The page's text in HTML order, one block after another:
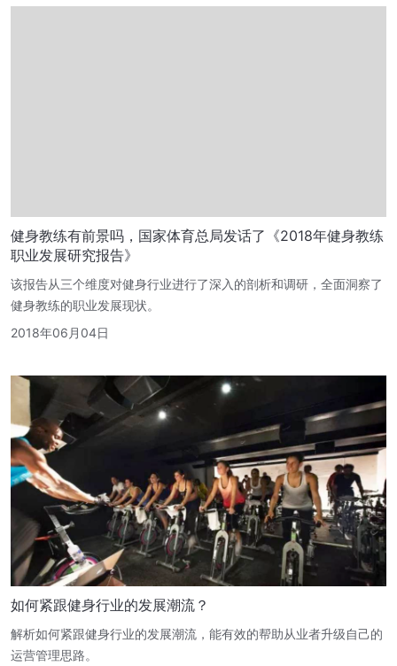
健身教练有前景吗，国家体育总局发话了《2018年健身教练
职业发展研究报告》
该报告从三个维度对健身行业进行了深入的剖析和调研，全面洞察了
健身教练的职业发展现状。
2018年06月04日
如何紧跟健身行业的发展潮流？
解析如何紧跟健身行业的发展潮流，能有效的帮助从业者升级自己的
运营管理思路。